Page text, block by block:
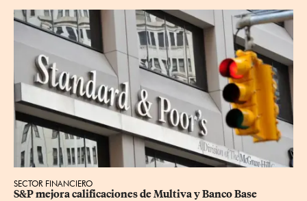
SECTOR FINANCIERO
S&P mejora calificaciones de Multiva y Banco Base